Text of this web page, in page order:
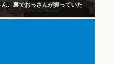
、裏でおっさんが握っていた